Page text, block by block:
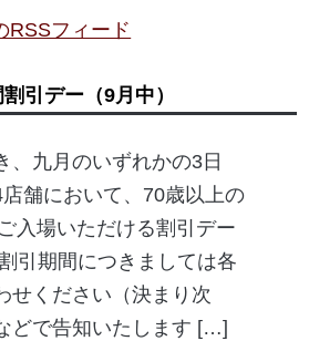
RSSフィード
引デー（9月中）
、九月のいずれかの3日
舗において、70歳以上の
入場いただける割引デー
引期間につきましては各
せください（決まり次
どで告知いたします […]